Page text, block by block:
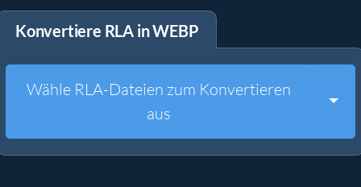
Entpacken
Konvertiere RLA in WEBP
Wähle RLA-Dateien zum Konvertieren
aus